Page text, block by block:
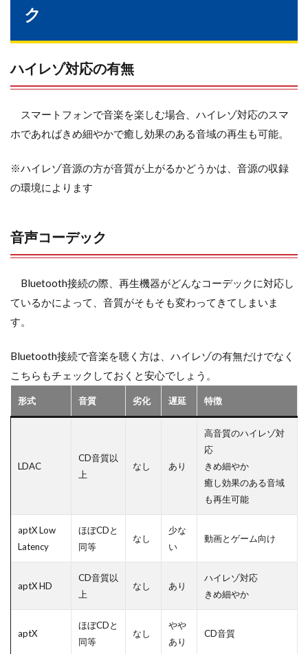
ク
ハイレゾ対応の有無
スマートフォンで音楽を楽しむ場合、ハイレゾ対応のスマ
ホであればきめ細やかで癒し効果のある音域の再生も可能。
※ハイレゾ音源の方が音質が上がるかどうかは、音源の収録
の環境によります
音声コーデック
Bluetooth接続の際、再生機器がどんなコーデックに対応し
ているかによって、音質がそもそも変わってきてしまいま
す。
Bluetooth接続で音楽を聴く方は、ハイレゾの有無だけでなく
こちらもチェックしておくと安心でしょう。
形式 音質 劣化 遅延 特徴
LDAC
CD音質以
上
なし あり
高音質のハイレゾ対
応
きめ細やか
癒し効果のある音域
も再生可能
aptX Low
Latency
ほぼCDと
同等
なし
少な
い
動画とゲーム向け
aptX HD
CD音質以
上
なし あり
ハイレゾ対応
きめ細やか
aptX
ほぼCDと
同等
なし
やや
あり
CD音質